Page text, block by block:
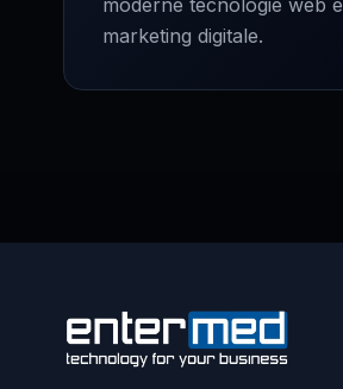
moderne tecnologie web e
marketing digitale.